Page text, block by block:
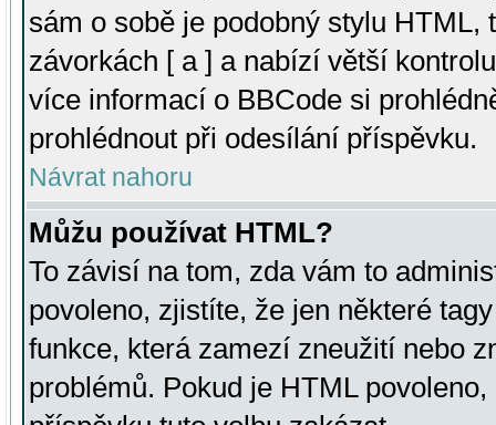
sám o sobě je podobný stylu HTML,
závorkách [ a ] a nabízí větší
více informací o BBCode si
prohlédnout při odesílání příspěvku.
Návrat nahoru
Můžu používat HTML?
To závisí na tom, zda vám to
povoleno, zjistíte, že jen některé
funkce, která zamezí zneužití nebo
problémů. Pokud je HTML